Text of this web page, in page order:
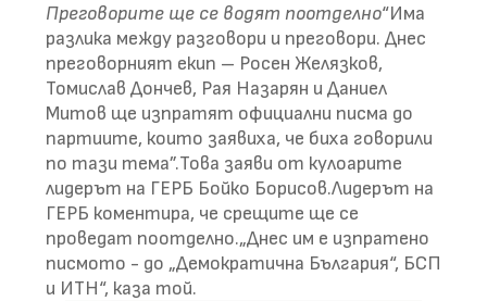
Преговорите ще се водят поотделно“Има
разлика между разговори и преговори. Днес
преговорният екип – Росен Желязков,
Томислав Дончев, Рая Назарян и Даниел
Митов ще изпратят официални писма до
партиите, които заявиха, че биха говорили
по тази тема”.Това заяви от кулоарите
лидерът на ГЕРБ Бойко Борисов.Лидерът на
ГЕРБ коментира, че срещите ще се
проведат поотделно.„Днес им е изпратено
писмото - до „Демократична България“, БСП
и ИТН“, каза той.